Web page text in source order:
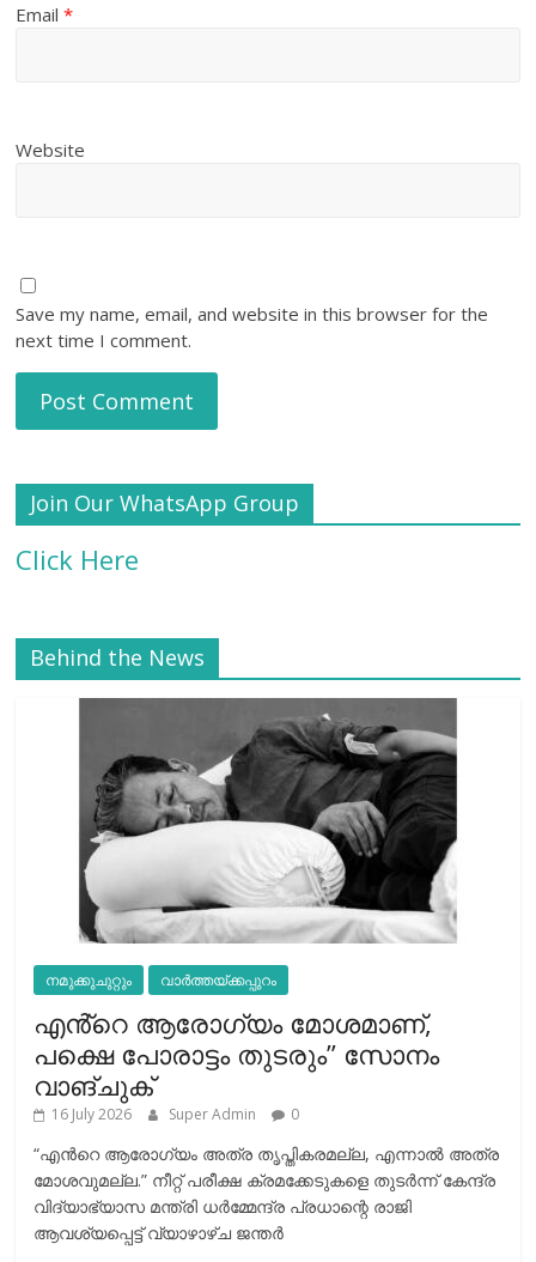
Email*
Website
Save my name, email, and website in this browser for the
next time I comment.
Join Our WhatsApp Group
Click Here
Behind the News
നമുക്കുചുറ്റും വാർത്തയ്ക്കപ്പുറം
എൻ്റെ ആരോഗ്യം മോശമാണ്,
പക്ഷെ പോരാട്ടം തുടരും” സോനം
വാങ്ചുക്
16 July 2026 Super Admin 0
“എന്‍റെ ആരോഗ്യം അത്ര തൃപ്തികരമല്ല, എന്നാൽ അത്ര
മോശവുമല്ല.” നീറ്റ് പരീക്ഷ ക്രമക്കേടുകളെ തുടർന്ന് കേന്ദ്ര
വിദ്യാഭ്യാസ മന്ത്രി ധർമ്മേന്ദ്ര പ്രധാന്റെ രാജി
ആവശ്യപ്പെട്ട് വ്യാഴാഴ്ച ജന്തർ